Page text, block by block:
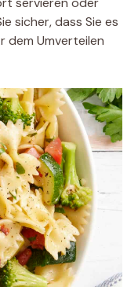
sicher, dass Sie es
dem Umverteilen